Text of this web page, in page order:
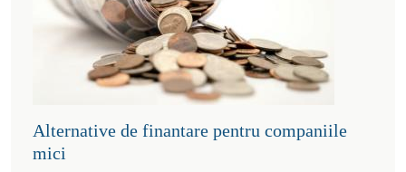
Alternative de finantare pentru companiile
mici